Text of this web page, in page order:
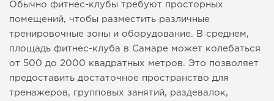
Обычно фитнес-клубы требуют просторных
помещений, чтобы разместить различные
тренировочные зоны и оборудование. В среднем,
площадь фитнес-клуба в Самаре может колебаться
от 500 до 2000 квадратных метров. Это позволяет
предоставить достаточное пространство для
тренажеров, групповых занятий, раздевалок,